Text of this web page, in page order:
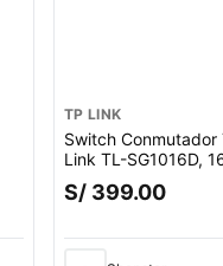
TP LINK
Switch Conmutador
Link TL-SG1016D,
puertos Gigabit,
10/100/1000 Mbps,
escritorio y montaje
rack, negro
S/ 399.00